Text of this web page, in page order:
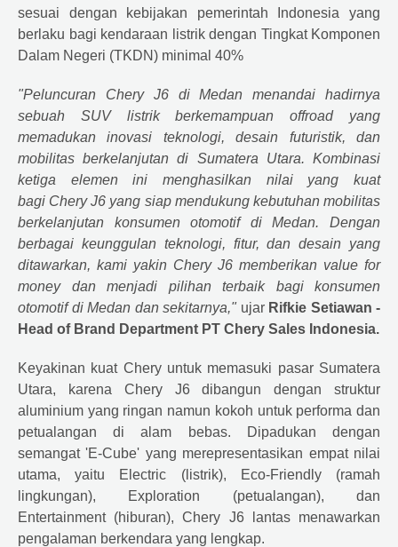
sesuai dengan kebijakan pemerintah Indonesia yang
berlaku bagi kendaraan listrik dengan Tingkat Komponen
Dalam Negeri (TKDN) minimal 40%
"Peluncuran CheryJ6 di Medan menandai hadirnya
sebuah SUV listrik berkemampuan offroad yang
memadukan inovasi teknologi, desain futuristik, dan
mobilitas berkelanjutan di Sumatera Utara. Kombinasi
ketiga elemen ini menghasilkan nilai yang kuat
bagi CheryJ6 yang siap mendukung kebutuhan mobilitas
berkelanjutan konsumen otomotif di Medan. Dengan
berbagai keunggulan teknologi, fitur, dan desain yang
ditawarkan, kami yakin CheryJ6 memberikan value for
money dan menjadi pilihan terbaik bagi konsumen
otomotif di Medan dan sekitarnya," ujar Rifkie Setiawan -
Head of Brand Department PT Chery Sales Indonesia.
Keyakinan kuat Cheryuntuk memasuki pasar Sumatera
Utara, karena CheryJ6 dibangun dengan struktur
aluminium yang ringan namun kokoh untuk performa dan
petualangan di alam bebas. Dipadukan dengan
semangat 'E-Cube' yang merepresentasikan empat nilai
utama, yaitu Electric (listrik), Eco-Friendly (ramah
lingkungan), Exploration (petualangan), dan
Entertainment (hiburan),Chery J6 lantas menawarkan
pengalaman berkendara yang lengkap.